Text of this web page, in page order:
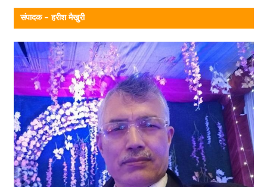
संपादक – हरीश मैखुरी